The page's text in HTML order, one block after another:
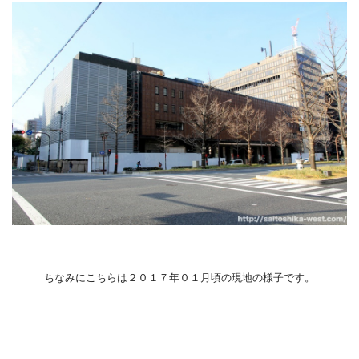
ちなみにこちらは２０１７年０１月頃の現地の様子です。